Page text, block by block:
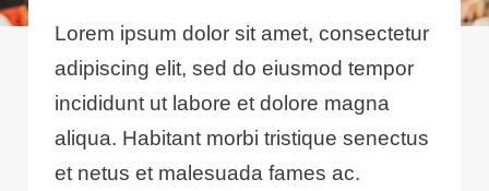
Lorem ipsum dolor sit amet, consectetur
adipiscing elit, sed do eiusmod tempor
incididunt ut labore et dolore magna
aliqua. Habitant morbi tristique senectus
et netus et malesuada fames ac.